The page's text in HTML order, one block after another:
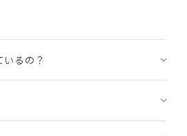
るの？